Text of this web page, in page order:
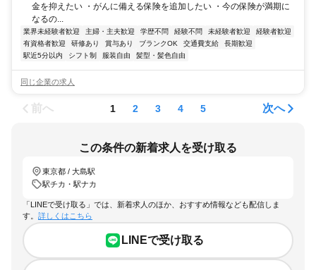
金を抑えたい ・がんに備える保険を追加したい ・今の保険が満期に
なるの...
業界未経験者歓迎 主婦・主夫歓迎 学歴不問 経験不問 未経験者歓迎
経験者歓迎
有資格者歓迎
研修あり 賞与あり ブランクOK 交通費支給
長期歓迎
駅近5分以内
シフト制 服装自由 髪型・髪色自由
同じ企業の求人
前へ 1 2 3 4 5 次へ
この条件の新着求人を受け取る
東京都 / 大島駅
駅チカ・駅ナカ
「LINEで受け取る」では、新着求人のほか、おすすめ情報なども配信しま
す。 詳しくはこちら
LINEで受け取る